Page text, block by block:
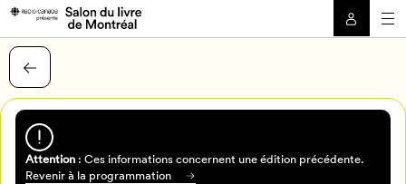
Attention: Ces informations concernent une édition précédente.
Revenir à la programmation